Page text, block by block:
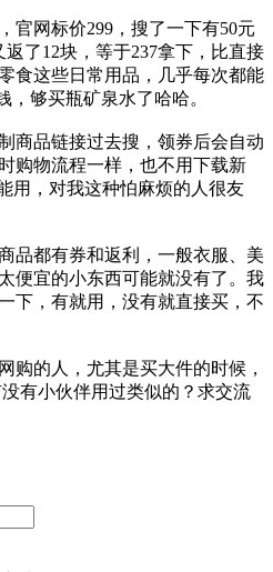
官网标价299，搜了一下有50元
了12块，等于237拿下，比直接
食这些日常用品，几乎每次都能
，够买瓶矿泉水了哈哈。
商品链接过去搜，领券后会自动
购物流程一样，也不用下载新
用，对我这种怕麻烦的人很友
品都有券和返利，一般衣服、美
便宜的小东西可能就没有了。我
下，有就用，没有就直接买，不
购的人，尤其是买大件的时候，
有小伙伴用过类似的？求交流